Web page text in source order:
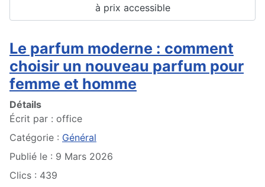
à prix accessible
Le parfum moderne : comment
choisir un nouveau parfum pour
femme et homme
Détails
Écrit par : office
Catégorie : Général
Publié le : 9 Mars 2026
Clics : 439